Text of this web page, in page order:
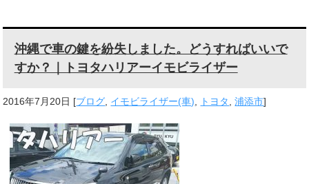
沖縄で車の鍵を紛失しました。どうすればいいで
すか？｜トヨタハリアーイモビライザー
2016年7月20日 [ブログ イモビライザー(車) トヨタ ,浦添市]